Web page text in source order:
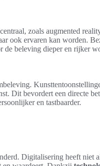
centraal, zoals augmented
ook ervaren kan worden.
de beleving dieper en rijker
Dit bevordert een directe
en tastbaarder.
Digitalisering heeft niet